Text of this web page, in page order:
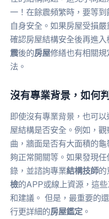
一！在餘震頻繁時，要等
自身安全。如果房屋受損
確認房屋結構安全後再進入
震後的房屋修繕也有相關
法。
沒有專業背景，如何
即使沒有專業背景，也可
屋結構是否安全。例如，
曲，牆面是否有大面積的
夠正常開關等。如果發現
錄，並諮詢專業結構技師的
檢的APP或線上資源，這
和建議。 但是，最重要的
行更詳細的房屋鑑定。